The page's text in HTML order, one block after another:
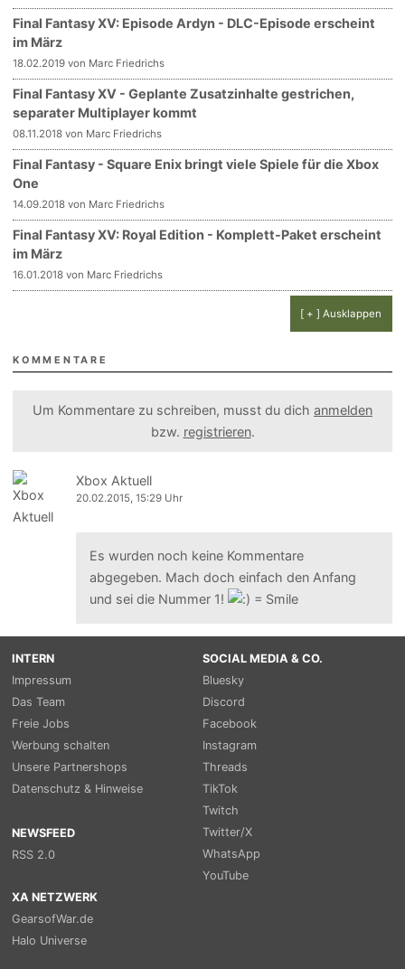
Final Fantasy XV: Episode Ardyn - DLC-Episode erscheint
im März
18.02.2019 von Marc Friedrichs
Final Fantasy XV - Geplante Zusatzinhalte gestrichen,
separater Multiplayer kommt
08.11.2018 von Marc Friedrichs
Final Fantasy - Square Enix bringt viele Spiele für die Xbox
One
14.09.2018 von Marc Friedrichs
Final Fantasy XV: Royal Edition - Komplett-Paket erscheint
im März
16.01.2018 von Marc Friedrichs
[ + ] Ausklappen
KOMMENTARE
Um Kommentare zu schreiben, musst du dich anmelden
bzw. registrieren.
Xbox Aktuell
20.02.2015, 15:29 Uhr
Es wurden noch keine Kommentare
abgegeben. Mach doch einfach den Anfang
und sei die Nummer 1!
INTERN
Impressum
Das Team
Freie Jobs
Werbung schalten
Unsere Partnershops
Datenschutz & Hinweise
NEWSFEED
RSS 2.0
SOCIAL MEDIA & CO.
Bluesky
Discord
Facebook
Instagram
Threads
TikTok
Twitch
Twitter/X
WhatsApp
YouTube
XA NETZWERK
GearsofWar.de
Halo Universe